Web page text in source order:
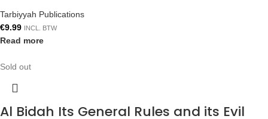
Tarbiyyah Publications
€9.99 INCL. BTW
Read more
Sold out
Al Bidah Its General Rules and its Evil